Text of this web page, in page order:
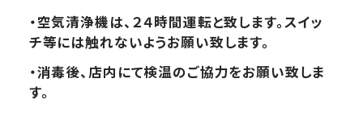
・空気清浄機は、２４時間運転と致します。スイッ
チ等には触れないようお願い致します。
・消毒後、店内にて検温のご協力をお願い致しま
す。